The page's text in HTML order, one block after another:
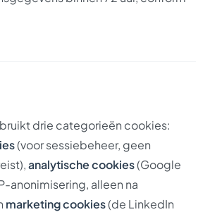
drie categorieën cookies:
(voor sessiebeheer, geen
analytische cookies(Google
anonimisering, alleen na
marketing cookies(de LinkedIn